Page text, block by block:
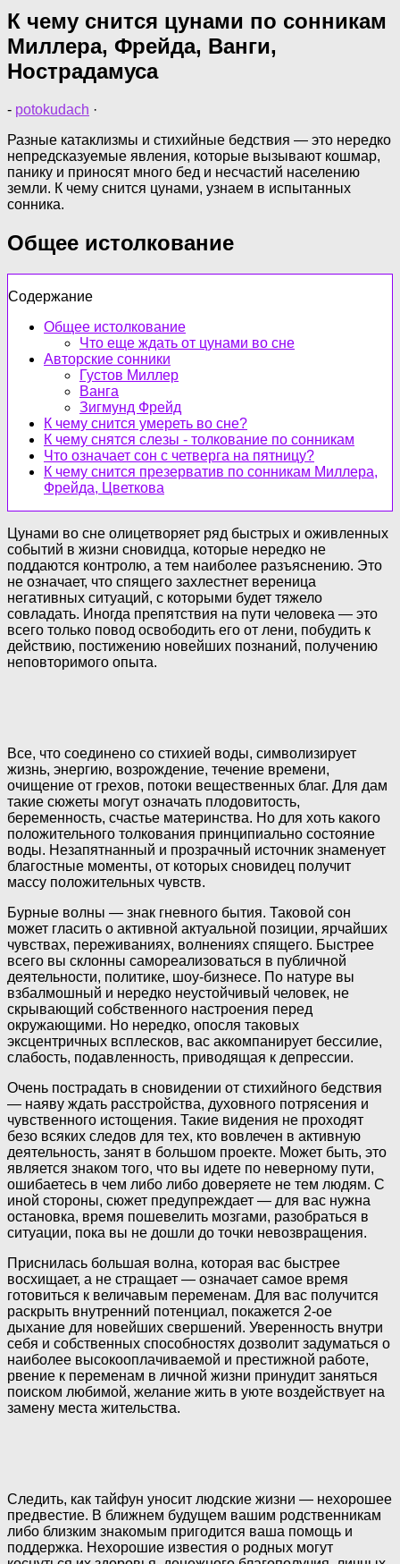
К чему снится цунами по сонникам
Миллера, Фрейда, Ванги,
Нострадамуса
- potokudach ·
Разные катаклизмы и стихийные бедствия — это нередко
непредсказуемые явления, которые вызывают кошмар,
панику и приносят много бед и несчастий населению
земли. К чему снится цунами, узнаем в испытанных
сонника.
Общее истолкование
Содержание
Общее истолкование
Что еще ждать от цунами во сне
Авторские сонники
Густов Миллер
Ванга
Зигмунд Фрейд
К чему снится умереть во сне?
К чему снятся слезы - толкование по сонникам
Что означает сон с четверга на пятницу?
К чему снится презерватив по сонникам Миллера,
Фрейда, Цветкова
Цунами во сне олицетворяет ряд быстрых и оживленных
событий в жизни сновидца, которые нередко не
поддаются контролю, а тем наиболее разъяснению. Это
не означает, что спящего захлестнет вереница
негативных ситуаций, с которыми будет тяжело
совладать. Иногда препятствия на пути человека — это
всего только повод освободить его от лени, побудить к
действию, постижению новейших познаний, получению
неповторимого опыта.
Все, что соединено со стихией воды, символизирует
жизнь, энергию, возрождение, течение времени,
очищение от грехов, потоки вещественных благ. Для дам
такие сюжеты могут означать плодовитость,
беременность, счастье материнства. Но для хоть какого
положительного толкования принципиально состояние
воды. Незапятнанный и прозрачный источник знаменует
благостные моменты, от которых сновидец получит
массу положительных чувств.
Бурные волны — знак гневного бытия. Таковой сон
может гласить о активной актуальной позиции, ярчайших
чувствах, переживаниях, волнениях спящего. Быстрее
всего вы склонны самореализоваться в публичной
деятельности, политике, шоу-бизнесе. По натуре вы
взбалмошный и нередко неустойчивый человек, не
скрывающий собственного настроения перед
окружающими. Но нередко, опосля таковых
эксцентричных всплесков, вас аккомпанирует бессилие,
слабость, подавленность, приводящая к депрессии.
Очень пострадать в сновидении от стихийного бедствия
— наяву ждать расстройства, духовного потрясения и
чувственного истощения. Такие видения не проходят
безо всяких следов для тех, кто вовлечен в активную
деятельность, занят в большом проекте. Может быть, это
является знаком того, что вы идете по неверному пути,
ошибаетесь в чем либо либо доверяете не тем людям. С
иной стороны, сюжет предупреждает — для вас нужна
остановка, время пошевелить мозгами, разобраться в
ситуации, пока вы не дошли до точки невозвращения.
Приснилась большая волна, которая вас быстрее
восхищает, а не стращает — означает самое время
готовиться к величавым переменам. Для вас получится
раскрыть внутренний потенциал, покажется 2-ое
дыхание для новейших свершений. Уверенность внутри
себя и собственных способностях дозволит задуматься о
наиболее высокооплачиваемой и престижной работе,
рвение к переменам в личной жизни принудит заняться
поиском любимой, желание жить в уюте воздействует на
замену места жительства.
Следить, как тайфун уносит людские жизни — нехорошее
предвестие. В ближнем будущем вашим родственникам
либо близким знакомым пригодится ваша помощь и
поддержка. Нехорошие известия о родных могут